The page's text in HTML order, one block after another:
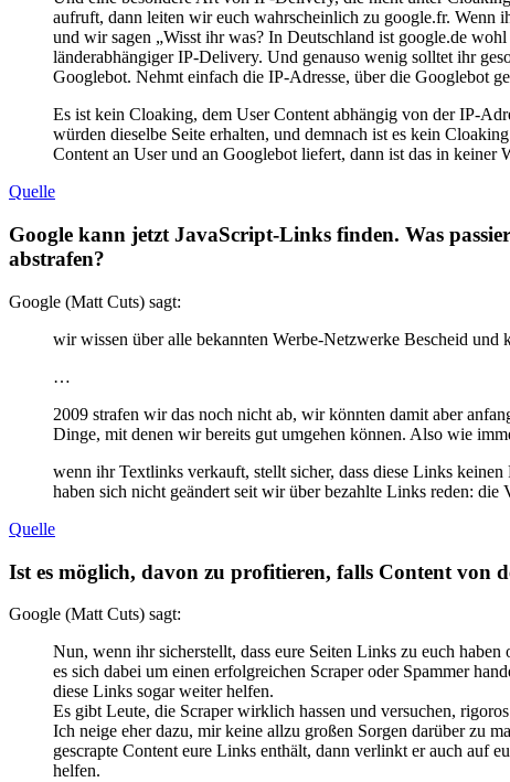
aufruft, dann leiten wir euch wahrscheinlich zu google.fr. Wenn
und wir sagen „Wisst ihr was? In Deutschland ist google.de
länderabhängiger IP-Delivery. Und genauso wenig solltet ihr
Googlebot. Nehmt einfach die IP-Adresse, über die Googlebot
Es ist kein Cloaking, dem User Content abhängig von der IP-
würden dieselbe Seite erhalten, und demnach ist es kein
Content an User und an Googlebot liefert, dann ist das in keiner
Quelle
Google kann jetzt JavaScript-Links finden. Was
abstrafen?
Google (Matt Cuts) sagt:
wir wissen über alle bekannten Werbe-Netzwerke Bescheid und
…
2009 strafen wir das noch nicht ab, wir könnten damit aber
Dinge, mit denen wir bereits gut umgehen können. Also wie
wenn ihr Textlinks verkauft, stellt sicher, dass diese Links
haben sich nicht geändert seit wir über bezahlte Links reden:
Quelle
Ist es möglich, davon zu profitieren, falls Content von
Google (Matt Cuts) sagt:
Nun, wenn ihr sicherstellt, dass eure Seiten Links zu euch
es sich dabei um einen erfolgreichen Scraper oder Spammer
diese Links sogar weiter helfen.
Es gibt Leute, die Scraper wirklich hassen und versuchen,
Ich neige eher dazu, mir keine allzu großen Sorgen darüber zu
gescrapte Content eure Links enthält, dann verlinkt er auch auf
helfen.